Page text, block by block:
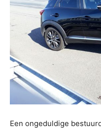
Een ongeduldige